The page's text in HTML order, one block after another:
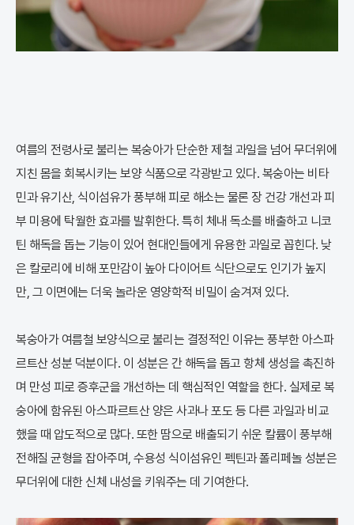
여름의 전령사로 불리는 복숭아가 단순한 제철 과일을 넘어 무더위에
지친 몸을 회복시키는 보양 식품으로 각광받고 있다. 복숭아는 비타
민과 유기산, 식이섬유가 풍부해 피로 해소는 물론 장 건강 개선과 피
부 미용에 탁월한 효과를 발휘한다. 특히 체내 독소를 배출하고 니코
틴 해독을 돕는 기능이 있어 현대인들에게 유용한 과일로 꼽힌다. 낮
은 칼로리에 비해 포만감이 높아 다이어트 식단으로도 인기가 높지
만, 그 이면에는 더욱 놀라운 영양학적 비밀이 숨겨져 있다.
복숭아가 여름철 보양식으로 불리는 결정적인 이유는 풍부한 아스파
르트산 성분 덕분이다. 이 성분은 간 해독을 돕고 항체 생성을 촉진하
며 만성 피로 증후군을 개선하는 데 핵심적인 역할을 한다. 실제로 복
숭아에 함유된 아스파르트산 양은 사과나 포도 등 다른 과일과 비교
했을 때 압도적으로 많다. 또한 땀으로 배출되기 쉬운 칼륨이 풍부해
전해질 균형을 잡아주며, 수용성 식이섬유인 펙틴과 폴리페놀 성분은
무더위에 대한 신체 내성을 키워주는 데 기여한다.